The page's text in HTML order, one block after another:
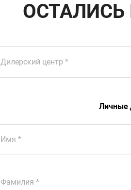
Дилерский центр
Личные
Имя
Фамилия